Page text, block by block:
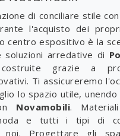
di conciliare stile
l'acquisto dei
centro espositivo è la
soluzioni arredative di
grazie a
Ti assicureremo
lo spazio utile,
Novamobili.
e tutti i tipi di
noi. Progettare gli